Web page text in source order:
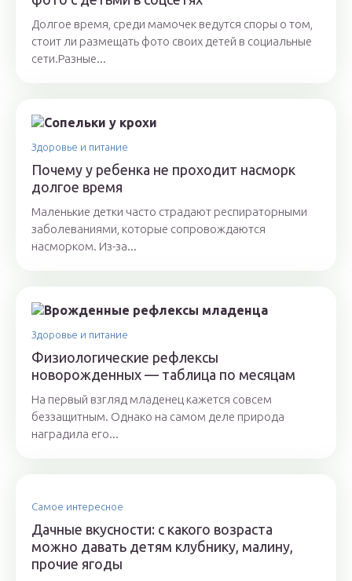
Долгое время, среди мамочек ведутся споры о том,
стоит ли размещать фото своих детей в социальные
сети.Разные...
Здоровье и питание
Почему у ребенка не проходит насморк
долгое время
Маленькие детки часто страдают респираторными
заболеваниями, которые сопровождаются
насморком. Из-за...
Здоровье и питание
Физиологические рефлексы
новорожденных — таблица по месяцам
На первый взгляд младенец кажется совсем
беззащитным. Однако на самом деле природа
наградила его...
Самое интересное
Дачные вкусности: с какого возраста
можно давать детям клубнику, малину,
прочие ягоды